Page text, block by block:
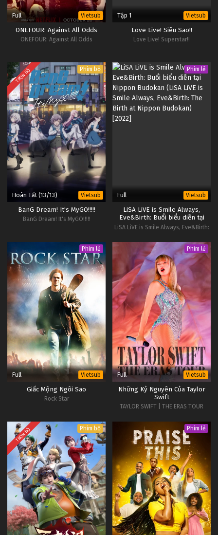
Full Vietsub
ONEFOUR: Against All Odds
ONEFOUR: Against All Odds
Tập 1 Vietsub
Love Live! Siêu Sao!!
Love Live! Superstar!!
TRỌN BỘ Phim bộ
Hoàn Tất (13/13) Vietsub
BanG Dream! It's MyGO!!!!!
BanG Dream! It's MyGO!!!!!
Phim lẻ
Full Vietsub
LiSA LiVE is Smile Always,
Eve&Birth: Buổi biểu diễn tại
Nippon Budokan
LiSA LiVE is Smile Always, Eve&Birth:
Phim lẻ
Full Vietsub
Giấc Mộng Ngôi Sao
Rock Star
Phim lẻ
Full Vietsub
Những Kỷ Nguyên Của Taylor
Swift
TAYLOR SWIFT | THE ERAS TOUR
TRỌN BỘ Phim bộ Phim lẻ